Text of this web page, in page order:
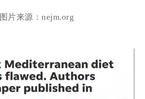
图片来源：nejm.org